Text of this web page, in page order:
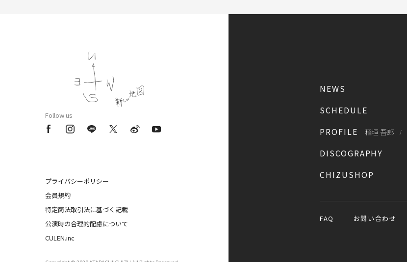
NEWS
SCHEDULE
PROFILE
稲垣 吾郎
DISCOGRAPHY
CHIZUSHOP
FAQ お問い合わせ
Follow us
プライバシーポリシー
会員規約
特定商法取引法に基づく記載
公演時の合理的配慮について
CULEN.inc